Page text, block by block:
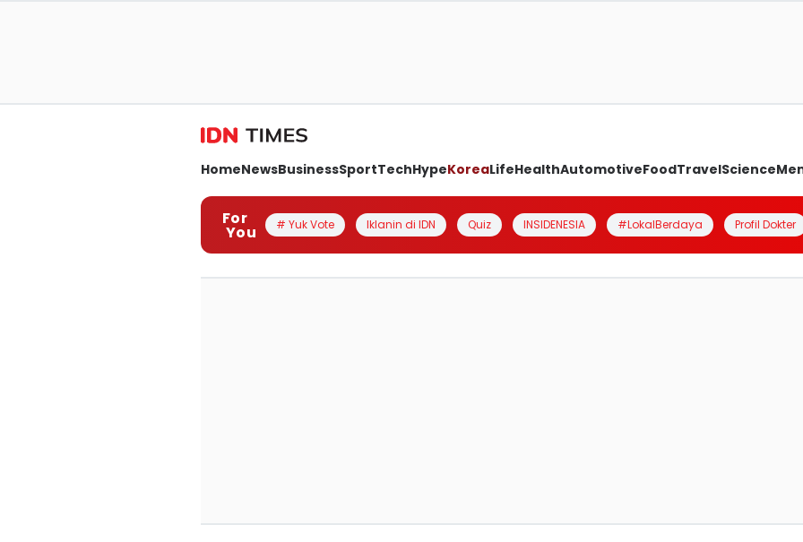
HomeNewsBusinessSportTechHypeKoreaLifeHealthAutomotiveFoodTravelScience
For
You # Yuk Vote Iklanin di IDN Quiz INSIDENESIA #LokalBerdaya Profil Dokter